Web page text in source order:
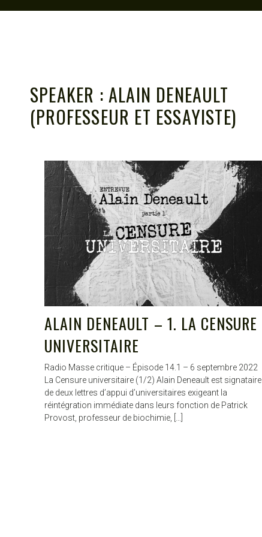
SPEAKER : ALAIN DENEAULT
(PROFESSEUR ET ESSAYISTE)
ALAIN DENEAULT – 1. LA CENSURE
UNIVERSITAIRE
Radio Masse critique – Épisode 14.1 – 6 septembre 2022
La Censure universitaire (1/2) Alain Deneault est signataire
de deux lettres d’appui d’universitaires exigeant la
réintégration immédiate dans leurs fonction de Patrick
Provost, professeur de biochimie, […]